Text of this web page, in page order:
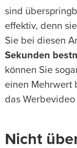
sind
effektiv, denn
Sie bei diesen
Sekunden
können Sie
einen Mehrwert
das
Nicht